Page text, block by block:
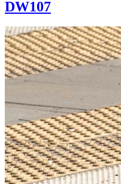
DW107